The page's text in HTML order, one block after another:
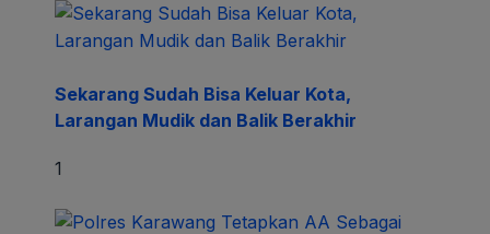
Sekarang Sudah Bisa Keluar Kota,
Larangan Mudik dan Balik Berakhir
1